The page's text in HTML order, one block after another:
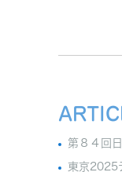
第８４回
東京2025